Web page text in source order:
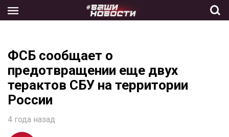
the
ФСБ сообщает о
предотвращении еще двух
терактов СБУ на территории
России
4 года назад